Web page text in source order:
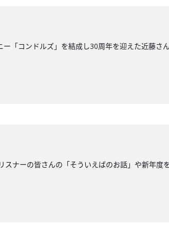
「コンドルズ」を結成し30周年を迎えた近藤さ
ナーの皆さんの「そういえばのお話」や新年度